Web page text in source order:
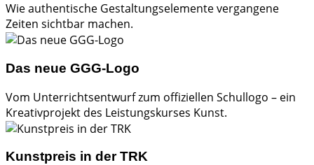
Wie authentische Gestaltungselemente vergangene
Zeiten sichtbar machen.
Das neue GGG-Logo
Vom Unterrichtsentwurf zum offiziellen Schullogo – ein
Kreativprojekt des Leistungskurses Kunst.
Kunstpreis in der TRK